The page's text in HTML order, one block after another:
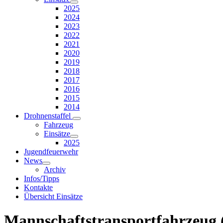
2025
2024
2023
2022
2021
2020
2019
2018
2017
2016
2015
2014
Drohnenstaffel
Fahrzeug
Einsätze
2025
Jugendfeuerwehr
News
Archiv
Infos/Tipps
Kontakte
Übersicht Einsätze